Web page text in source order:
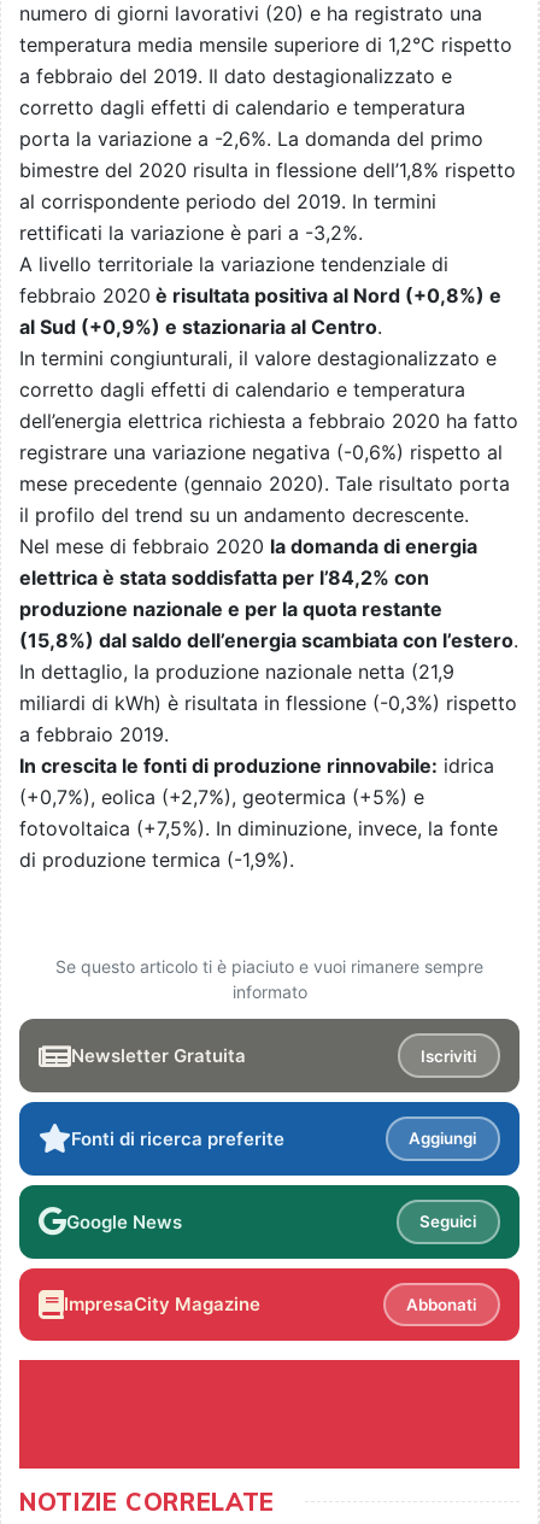
numero di giorni lavorativi (20) e ha registrato una
temperatura media mensile superiore di 1,2°C rispetto
a febbraio del 2019. Il dato destagionalizzato e
corretto dagli effetti di calendario e temperatura
porta la variazione a -2,6%. La domanda del primo
bimestre del 2020 risulta in flessione dell’1,8% rispetto
al corrispondente periodo del 2019. In termini
rettificati la variazione è pari a -3,2%.
A livello territoriale la variazione tendenziale di
febbraio 2020 è risultata positiva al Nord (+0,8%) e
al Sud (+0,9%) e stazionaria al Centro.
In termini congiunturali, il valore destagionalizzato e
corretto dagli effetti di calendario e temperatura
dell’energia elettrica richiesta a febbraio 2020 ha fatto
registrare una variazione negativa (-0,6%) rispetto al
mese precedente (gennaio 2020). Tale risultato porta
il profilo del trend su un andamento decrescente.
Nel mese di febbraio 2020 la domanda di energia
elettrica è stata soddisfatta per l’84,2% con
produzione nazionale e per la quota restante
(15,8%) dal saldo dell’energia scambiata con l’estero.
In dettaglio, la produzione nazionale netta (21,9
miliardi di kWh) è risultata in flessione (-0,3%) rispetto
a febbraio 2019.
In crescita le fonti di produzione rinnovabile: idrica
(+0,7%), eolica (+2,7%), geotermica (+5%) e
fotovoltaica (+7,5%). In diminuzione, invece, la fonte
di produzione termica (-1,9%).
Se questo articolo ti è piaciuto e vuoi rimanere sempre
informato
Newsletter Gratuita Iscriviti
Fonti di ricerca preferite Aggiungi
Google News Seguici
ImpresaCity Magazine Abbonati
NOTIZIE CORRELATE